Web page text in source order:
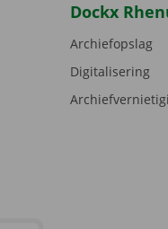
Dockx
Archiefopslag
Digitalisering